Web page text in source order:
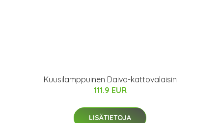
Kuusilamppuinen Daiva-kattovalaisin
111.9 EUR
LISÄTIETOJA